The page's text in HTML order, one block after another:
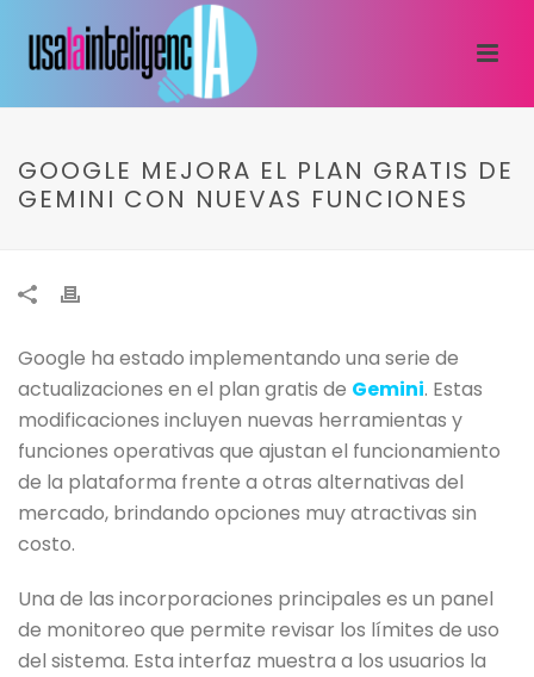
GOOGLE MEJORA EL PLAN GRATIS DE
GEMINI CON NUEVAS FUNCIONES
Google ha estado implementando una serie de
actualizaciones en el plan gratis de Gemini. Estas
modificaciones incluyen nuevas herramientas y
funciones operativas que ajustan el funcionamiento
de la plataforma frente a otras alternativas del
mercado, brindando opciones muy atractivas sin
costo.
Una de las incorporaciones principales es un panel
de monitoreo que permite revisar los límites de uso
del sistema. Esta interfaz muestra a los usuarios la